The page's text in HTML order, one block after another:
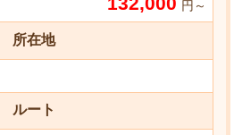
円～
所在地
ルート